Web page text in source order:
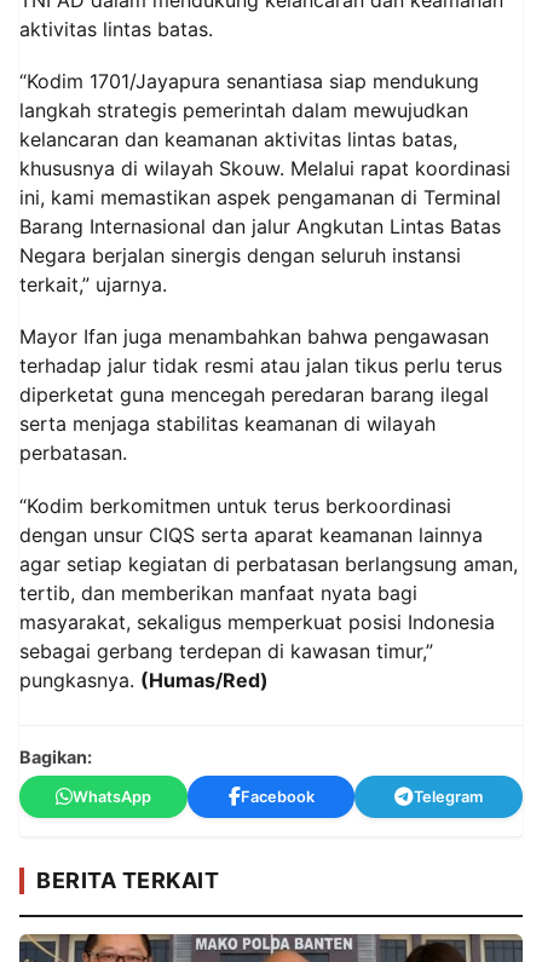
aktivitas lintas batas.
“Kodim 1701/Jayapura senantiasa siap mendukung
langkah strategis pemerintah dalam mewujudkan
kelancaran dan keamanan aktivitas lintas batas,
khususnya di wilayah Skouw. Melalui rapat koordinasi
ini, kami memastikan aspek pengamanan di Terminal
Barang Internasional dan jalur Angkutan Lintas Batas
Negara berjalan sinergis dengan seluruh instansi
terkait,” ujarnya.
Mayor Ifan juga menambahkan bahwa pengawasan
terhadap jalur tidak resmi atau jalan tikus perlu terus
diperketat guna mencegah peredaran barang ilegal
serta menjaga stabilitas keamanan di wilayah
perbatasan.
“Kodim berkomitmen untuk terus berkoordinasi
dengan unsur CIQS serta aparat keamanan lainnya
agar setiap kegiatan di perbatasan berlangsung aman,
tertib, dan memberikan manfaat nyata bagi
masyarakat, sekaligus memperkuat posisi Indonesia
sebagai gerbang terdepan di kawasan timur,”
pungkasnya. (Humas/Red)
Bagikan:
WhatsApp Facebook Telegram
BERITA TERKAIT